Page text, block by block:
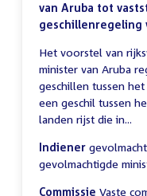
van Aruba tot
geschillenregeling
Het voorstel van
minister van Aruba
geschillen tussen
een geschil tussen
landen rijst die in...
Indiener
gevolmachtigde
Commissie Vaste